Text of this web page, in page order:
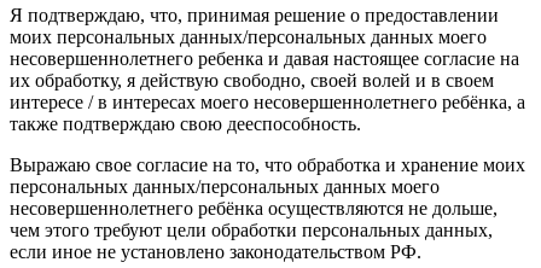
Я подтверждаю, что, принимая решение о предоставлении
моих персональных данных/персональных данных моего
несовершеннолетнего ребенка и давая настоящее согласие на
их обработку, я действую свободно, своей волей и в своем
интересе / в интересах моего несовершеннолетнего ребёнка, а
также подтверждаю свою дееспособность.
Выражаю свое согласие на то, что обработка и хранение моих
персональных данных/персональных данных моего
несовершеннолетнего ребёнка осуществляются не дольше,
чем этого требуют цели обработки персональных данных,
если иное не установлено законодательством РФ.